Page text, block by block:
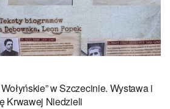
w Szczecinie. Wystawa i
Krwawej Niedzieli